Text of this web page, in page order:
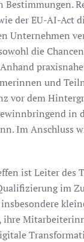
Bestimmungen.
der EU-AI-Act
Unternehmen
die
und
vor dem
in
Im Anschluss
ist Leiter des
im
ihre